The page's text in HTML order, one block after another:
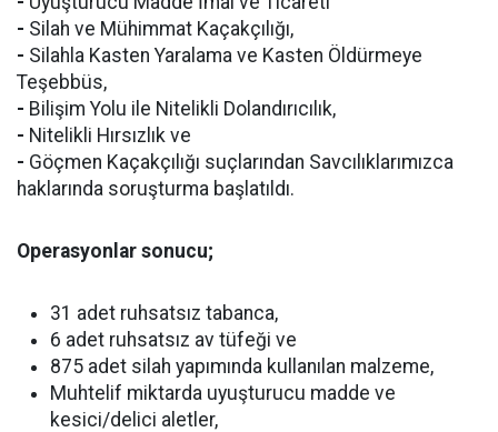
- Silah ve Mühimmat Kaçakçılığı,
- Silahla Kasten Yaralama ve Kasten Öldürmeye
Teşebbüs,
- Bilişim Yolu ile Nitelikli Dolandırıcılık,
- Nitelikli Hırsızlık ve
- Göçmen Kaçakçılığı suçlarından Savcılıklarımızca
haklarında soruşturma başlatıldı.
Operasyonlar sonucu;
31 adet ruhsatsız tabanca,
6 adet ruhsatsız av tüfeği ve
875 adet silah yapımında kullanılan malzeme,
Muhtelif miktarda uyuşturucu madde ve
kesici/delici aletler,